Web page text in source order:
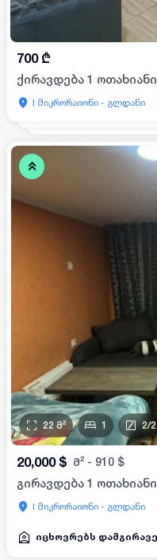
700 ₾
ქირავდება 1
I მიკრორაიონი - გლდანი
22 მ² 1 2/2
20,000 $ მ² - 910 $
გირავდება 1
I მიკრორაიონი - გლდანი
იცხოვრებს